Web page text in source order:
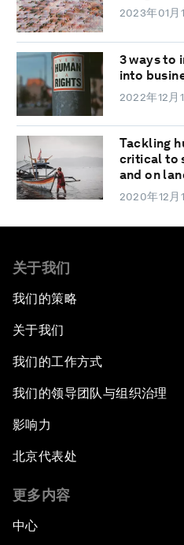
2023年01月
3 ways to
into
2022年12月
Tackling
critical to
and on
2020年12月
关于我们
我们的策略
关于我们
我们的工作方式
我们的领导团队与组织治理
影响力
北京代表处
更多内容
中心